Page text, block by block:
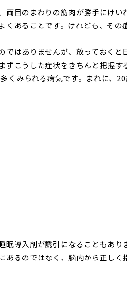
目のまわりの筋肉が勝手にけい
くあることです。けれども、そ
ではありませんが、放っておく
こうした症状をきちんと把握す
くみられる病気です。まれに、
導入剤が誘引になることもあり
るのではなく、脳内から正しく